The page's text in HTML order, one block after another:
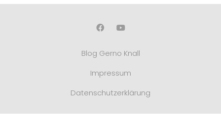
Blog Gerno Knall
Impressum
Datenschutzerklärung